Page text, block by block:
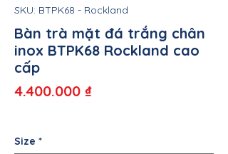
SKU: BTPK68 - Rockland
Bàn trà mặt đá trắng chân
inox BTPK68 Rockland cao
cấp
4.400.000 ₫Giá
Size *